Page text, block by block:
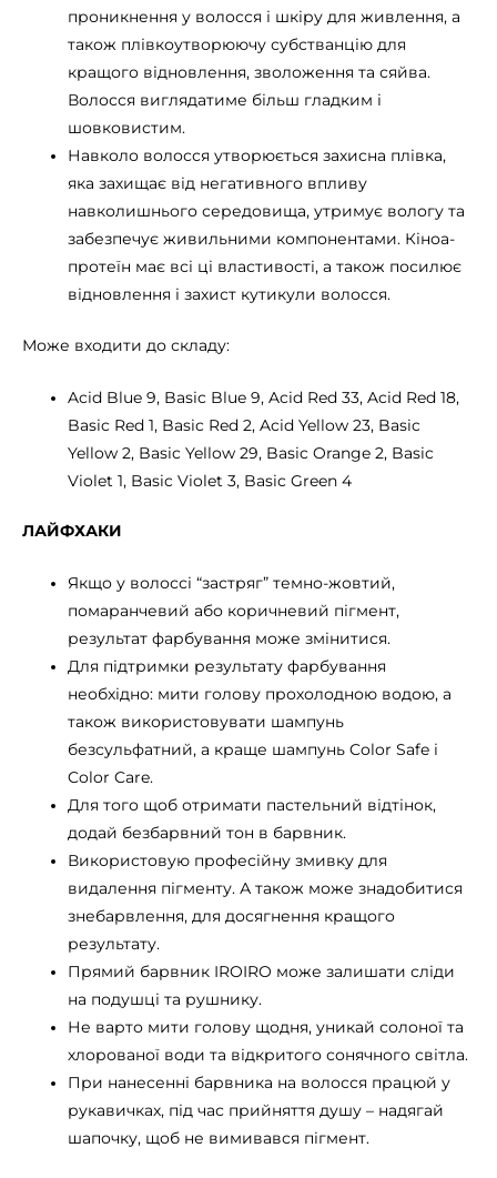
проникнення у волосся і шкіру для живлення, а
також плівкоутворюючу субстванцію для
кращого відновлення, зволоження та сяйва.
Волосся виглядатиме більш гладким і
шовковистим.
Навколо волосся утворюється захисна плівка,
яка захищає від негативного впливу
навколишнього середовища, утримує вологу та
забезпечує живильними компонентами. Кіноа-
протеїн має всі ці властивості, а також посилює
відновлення і захист кутикули волосся.
Може входити до складу:
Acid Blue 9, Basic Blue 9, Acid Red 33, Acid Red 18,
Basic Red 1, Basic Red 2, Acid Yellow 23, Basic
Yellow 2, Basic Yellow 29, Basic Orange 2, Basic
Violet 1, Basic Violet 3, Basic Green 4
ЛАЙФХАКИ
Якщо у волоссі “застряг” темно-жовтий,
помаранчевий або коричневий пігмент,
результат фарбування може змінитися.
Для підтримки результату фарбування
необхідно: мити голову прохолодною водою, а
також використовувати шампунь
безсульфатний, а краще шампунь Color Safe і
Color Care.
Для того щоб отримати пастельний відтінок,
додай безбарвний тон в барвник.
Використовую професійну змивку для
видалення пігменту. А також може знадобитися
знебарвлення, для досягнення кращого
результату.
Прямий барвник IROIRO може залишати сліди
на подушці та рушнику.
Не варто мити голову щодня, уникай солоної та
хлорованої води та відкритого сонячного світла.
При нанесенні барвника на волосся працюй у
рукавичках, під час прийняття душу – надягай
шапочку, щоб не вимивався пігмент.